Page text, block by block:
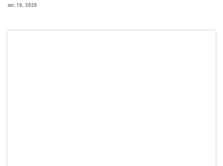
avr. 19, 2026